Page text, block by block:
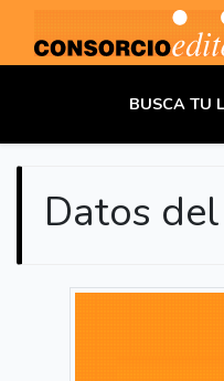
BUSCA TU
Datos